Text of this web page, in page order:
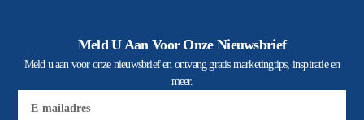
Meld U Aan Voor Onze Nieuwsbrief
Meld u aan voor onze nieuwsbrief en ontvang gratis marketingtips, inspiratie en
meer.
mail